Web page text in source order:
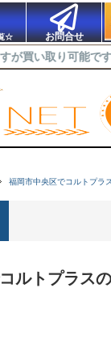
☆ お問合せ
ですか？ 長年乗
福岡市中央区でコルトプラ
ルトプラス